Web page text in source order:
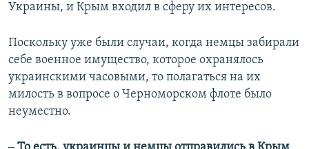
Украины, и Крым входил в сферу их интересов.
Поскольку уже были случаи, когда немцы забирали
себе военное имущество, которое охранялось
украинскими часовыми, то полагаться на их
милость в вопросе о Черноморском флоте было
неуместно.